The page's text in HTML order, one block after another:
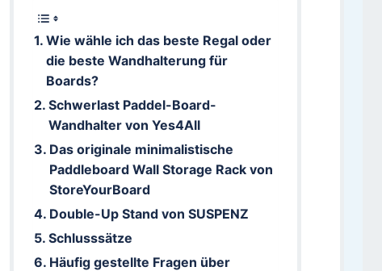
Wie wähle ich das beste Regal oder
die beste Wandhalterung für
Boards?
Schwerlast Paddel-Board-
Wandhalter von Yes4All
Das originale minimalistische
Paddleboard Wall Storage Rack von
StoreYourBoard
Double-Up Stand von SUSPENZ
Schlusssätze
Häufig gestellte Fragen über